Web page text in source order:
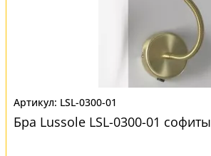
LSL-0300-01
Бра Lussole LSL-0300-01 софиты